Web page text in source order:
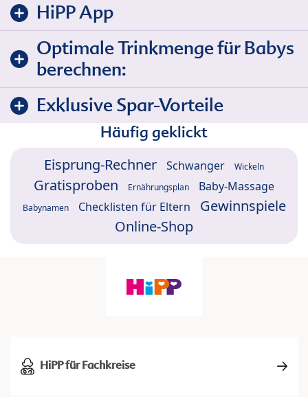
HiPP App
Optimale Trinkmenge für Babys
berechnen:
Exklusive Spar-Vorteile
Häufig geklickt
Eisprung-Rechner Schwanger Wickeln
Gratisproben Ernährungsplan Baby-Massage
Babynamen Checklisten für Eltern
Gewinnspiele
Online-Shop
HiPP für Fachkreise